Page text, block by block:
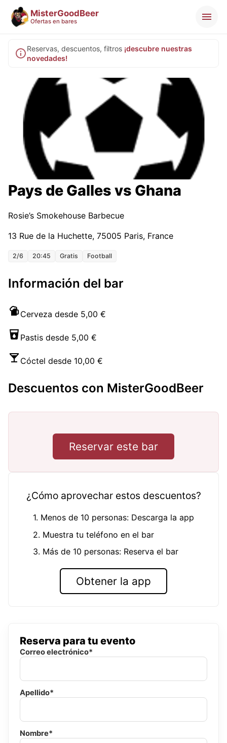
MisterGoodBeer
Ofertas en bares
Reservas, descuentos, filtros ¡descubre nuestras
novedades!
Pays de Galles vs Ghana
Rosie’s Smokehouse Barbecue
13 Rue de la Huchette, 75005 Paris, France
2/6 20:45 Gratis Football
Información del bar
Cerveza desde 5,00 €
Pastis desde 5,00 €
Cóctel desde 10,00 €
Descuentos con MisterGoodBeer
Reservar este bar
¿Cómo aprovechar estos descuentos?
1. Menos de 10 personas: Descarga la app
2. Muestra tu teléfono en el bar
3. Más de 10 personas: Reserva el bar
Obtener la app
Reserva para tu evento
Correo electrónico*
Apellido*
Nombre*